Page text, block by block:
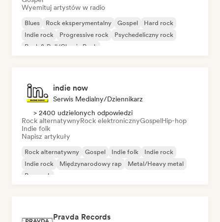
Wyemituj artystów w radio
Blues Rock eksperymentalny Gospel
Hard rock
Indie rock
Progressive rock
Psychedeliczny rock
Rock & Roll/Classic Rock
indie now
Serwis Medialny/Dziennikarz
> 2400 udzielonych odpowiedzi
Rock alternatywnyRock elektronicznyGospelHip-hop
Indie folk
Napisz artykuły
Rock alternatywny Gospel Indie folk
Indie rock
Indie rock
Międzynarodowy rap
Metal/Heavy metal
Pop rock
Pravda Records